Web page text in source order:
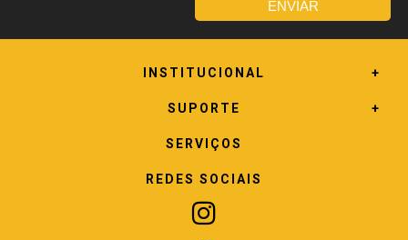
INSTITUCIONAL
SUPORTE
SERVIÇOS
REDES SOCIAIS